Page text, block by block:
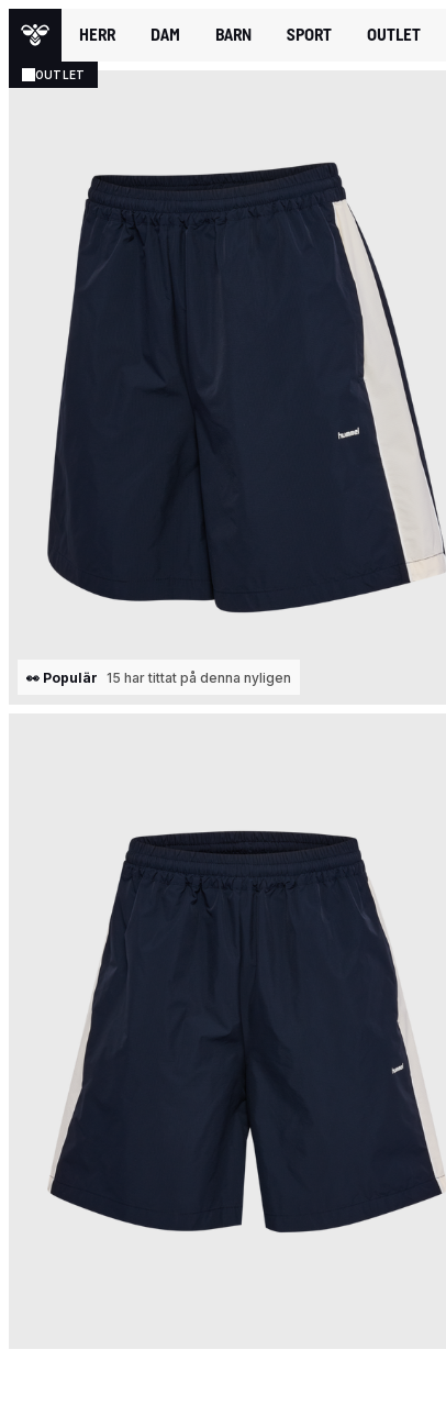
HERR DAM BARN SPORT OUTLET
OUTLET
👀 Populär 15 har tittat på denna nyligen